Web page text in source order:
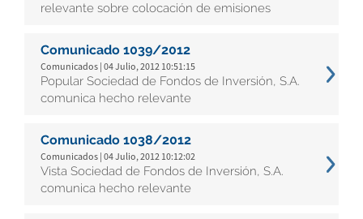
relevante sobre colocación de emisiones
Comunicado 1039/2012
Comunicados | 04 Julio, 2012 10:51:15
Popular Sociedad de Fondos de Inversión, S.A.
comunica hecho relevante
Comunicado 1038/2012
Comunicados | 04 Julio, 2012 10:12:02
Vista Sociedad de Fondos de Inversión, S.A.
comunica hecho relevante